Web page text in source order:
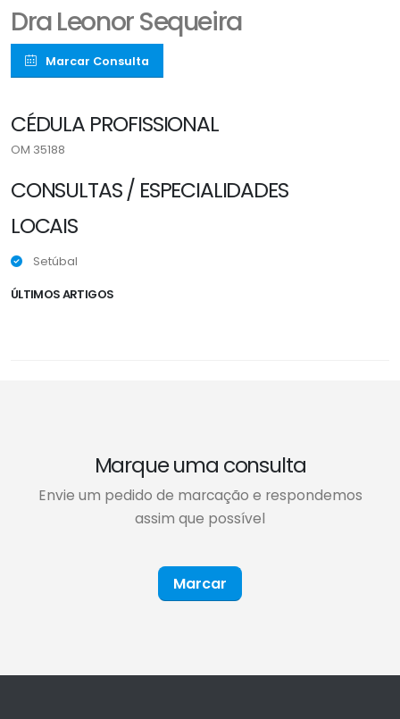
Dra Leonor Sequeira
Marcar Consulta
CÉDULA PROFISSIONAL
OM 35188
CONSULTAS / ESPECIALIDADES
LOCAIS
Setúbal
ÚLTIMOS ARTIGOS
Marque uma consulta
Envie um pedido de marcação e respondemos
assim que possível
Marcar